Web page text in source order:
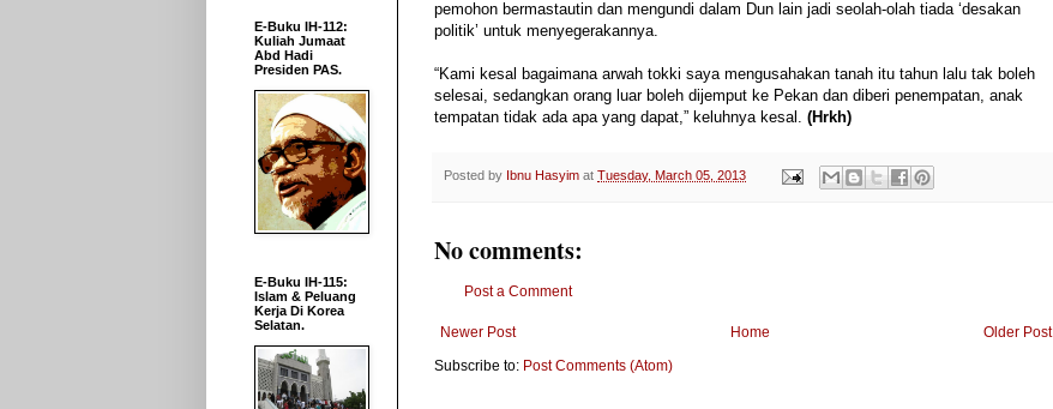
pemohon bermastautin dan mengundi dalam Dun lain jadi seolah-olah tiada ‘desakan
politik’ untuk menyegerakannya.
“Kami kesal bagaimana arwah tokki saya mengusahakan tanah itu tahun lalu tak boleh
selesai, sedangkan orang luar boleh dijemput ke Pekan dan diberi penempatan, anak
tempatan tidak ada apa yang dapat,” keluhnya kesal. (Hrkh)
Posted by Ibnu Hasyim at Tuesday, March 05, 2013
No comments:
Post a Comment
Newer Post Older Post
Home
Subscribe to: Post Comments (Atom)
E-Buku IH-112:
Kuliah Jumaat
Abd Hadi
Presiden PAS.
E-Buku IH-115:
Islam & Peluang
Kerja Di Korea
Selatan.